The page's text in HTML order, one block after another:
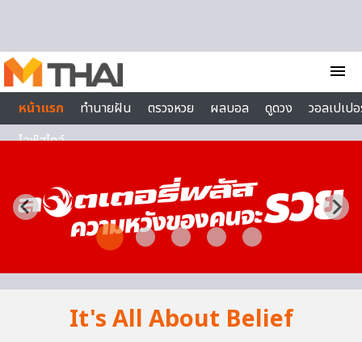
menu
หน้าแรก
ทำนายฝัน ตรวจหวย ผลบอล ดูดวง
วอลเปเป
ไลฟ์สไตล์
It's All About Belief